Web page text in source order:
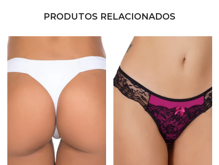
PRODUTOS RELACIONADOS